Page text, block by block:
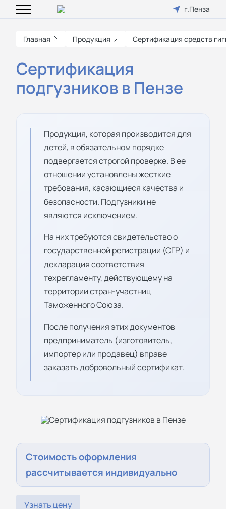
г.Пенза
Главная Продукция Сертификация средств
Сертификация
подгузников в Пензе
Продукция, которая производится для
детей, в обязательном порядке
подвергается строгой проверке. В ее
отношении установлены жесткие
требования, касающиеся качества и
безопасности. Подгузники не
являются исключением.
На них требуются свидетельство о
государственной регистрации (СГР) и
декларация соответствия
техрегламенту, действующему на
территории стран-участниц
Таможенного Союза.
После получения этих документов
предприниматель (изготовитель,
импортер или продавец) вправе
заказать добровольный сертификат.
Стоимость оформления
рассчитывается индивидуально
Узнать цену